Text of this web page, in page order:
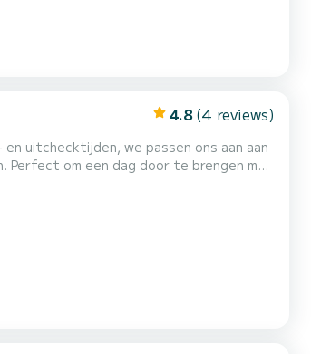
4.8 (4 reviews)
je het kunt huren zonder enige